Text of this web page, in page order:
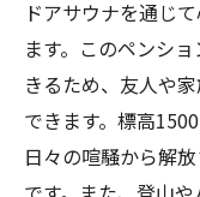
ドアサウナを通じ
ます。このペンシ
きるため、友人や
できます。標高
日々の喧騒から解